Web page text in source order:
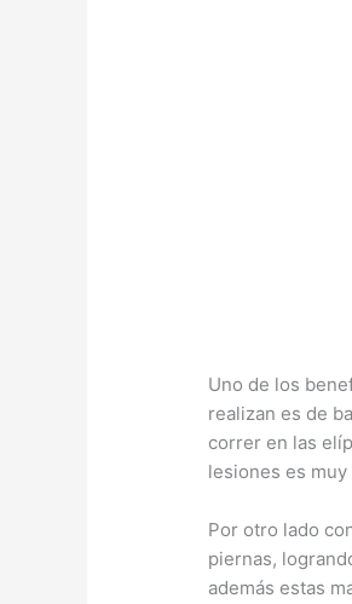
Uno de los
realizan es de
correr en las
lesiones es
Por otro lado
piernas,
además estas